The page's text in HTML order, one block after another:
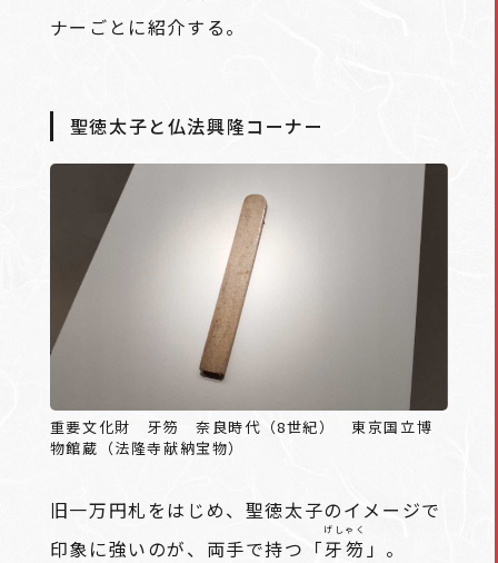
ナーごとに紹介する。
聖徳太子と仏法興隆コーナー
重要文化財 牙笏 奈良時代（8世紀） 東京国立博
物館蔵（法隆寺献納宝物）
旧一万円札をはじめ、聖徳太子のイメージで
印象に強いのが、両手で持つ「牙笏
げしゃく
」。